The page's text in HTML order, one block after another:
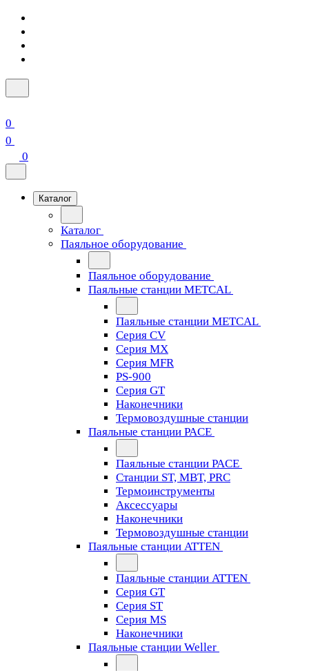
0
0
0
Каталог
Каталог
Паяльное оборудование
Паяльное оборудование
Паяльные станции METCAL
Паяльные станции METCAL
Серия CV
Серия MX
Серия MFR
PS-900
Серия GT
Наконечники
Термовоздушные станции
Паяльные станции PACE
Паяльные станции PACE
Станции ST, MBT, PRC
Термоинструменты
Аксессуары
Наконечники
Термовоздушные станции
Паяльные станции ATTEN
Паяльные станции ATTEN
Серия GT
Серия ST
Серия MS
Наконечники
Паяльные станции Weller